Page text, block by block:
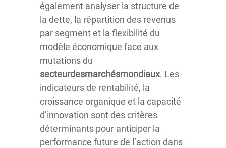
également analyser la structure de
la dette, la répartition des revenus
par segment et la flexibilité du
modèle économique face aux
mutations du
secteurdesmarchésmondiaux. Les
indicateurs de rentabilité, la
croissance organique et la capacité
d’innovation sont des critères
déterminants pour anticiper la
performance future de l’action dans